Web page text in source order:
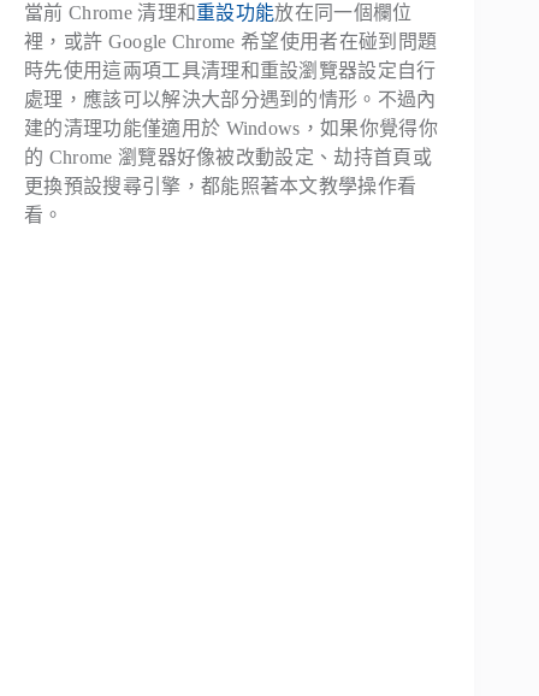
當前 Chrome 清理和重設功能放在同一個欄位
裡，或許 Google Chrome 希望使用者在碰到問題
時先使用這兩項工具清理和重設瀏覽器設定自行
處理，應該可以解決大部分遇到的情形。不過內
建的清理功能僅適用於 Windows，如果你覺得你
的 Chrome 瀏覽器好像被改動設定、劫持首頁或
更換預設搜尋引擎，都能照著本文教學操作看
看。